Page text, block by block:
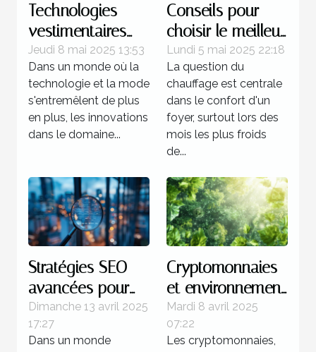
Technologies
vestimentaires
connectées les
innovations à
surveiller cette
année
Jeudi 8 mai 2025 13:53
Dans un monde où la
technologie et la mode
s'entremêlent de plus
en plus, les innovations
dans le domaine...
Conseils pour
choisir le meilleur
système de
chauffage pour
votre domicile
Lundi 5 mai 2025 22:18
La question du
chauffage est centrale
dans le confort d'un
foyer, surtout lors des
mois les plus froids
de...
Stratégies SEO
avancées pour
les sites
d'actualités les
Dimanche 13 avril 2025
17:27
Dans un monde
Cryptomonnaies
et environnement
quel impact réel
et quelles
Mardi 8 avril 2025
07:22
Les cryptomonnaies,